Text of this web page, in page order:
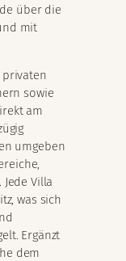
über die
mit
privaten
sowie
am
umgeben
Villa
was sich
Ergänzt
dem